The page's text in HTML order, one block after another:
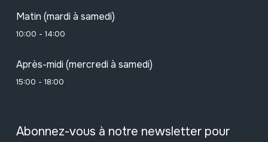
Matin (mardi à samedi)
10:00 - 14:00
Après-midi (mercredi à samedi)
15:00 - 18:00
Abonnez-vous à notre newsletter pour